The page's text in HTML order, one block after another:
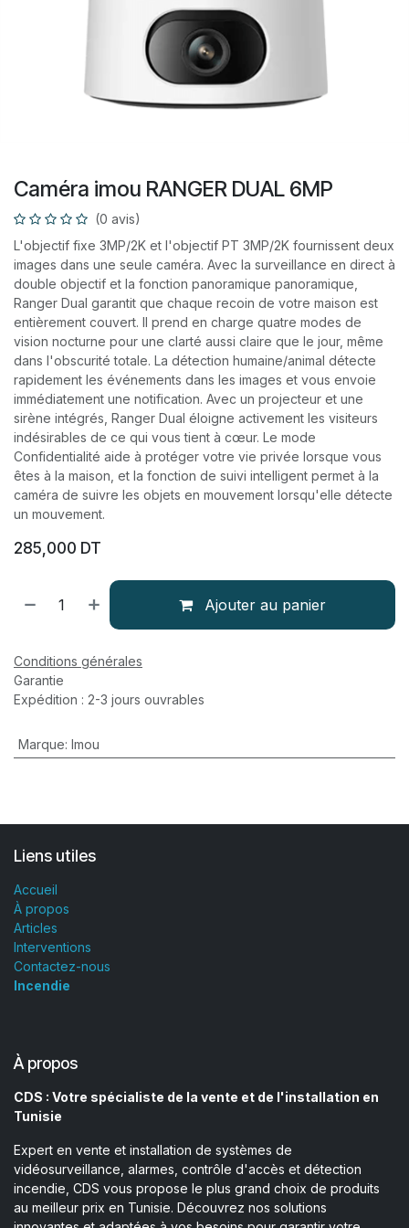
Caméra imou RANGER DUAL 6MP
(0 avis)
L'objectif fixe 3MP/2K et l'objectif PT 3MP/2K fournissent deux
images dans une seule caméra. Avec la surveillance en direct à
double objectif et la fonction panoramique panoramique,
Ranger Dual garantit que chaque recoin de votre maison est
entièrement couvert. Il prend en charge quatre modes de
vision nocturne pour une clarté aussi claire que le jour, même
dans l'obscurité totale. La détection humaine/animal détecte
rapidement les événements dans les images et vous envoie
immédiatement une notification. Avec un projecteur et une
sirène intégrés, Ranger Dual éloigne activement les visiteurs
indésirables de ce qui vous tient à cœur. Le mode
Confidentialité aide à protéger votre vie privée lorsque vous
êtes à la maison, et la fonction de suivi intelligent permet à la
caméra de suivre les objets en mouvement lorsqu'elle détecte
un mouvement.
285,000 DT
Ajouter au panier
Conditions générales
Garantie
Expédition : 2-3 jours ouvrables
Marque: Imou
Liens utiles
Accueil
À propos
Articles
Interventions
Contactez-nous
Incendie
À propos
CDS : Votre spécialiste de la vente et de l'installation en
Tunisie
Expert en vente et installation de systèmes de
vidéosurveillance, alarmes, contrôle d'accès et détection
incendie, CDS vous propose le plus grand choix de produits
au meilleur prix en Tunisie. Découvrez nos solutions